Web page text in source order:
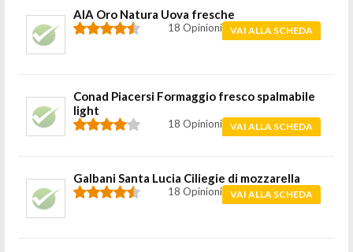
AIA Oro Natura Uova fresche
18 Opinioni VAI ALLA SCHEDA
Conad Piacersi Formaggio fresco spalmabile
light
18 Opinioni VAI ALLA SCHEDA
Galbani Santa Lucia Ciliegie di mozzarella
18 Opinioni VAI ALLA SCHEDA